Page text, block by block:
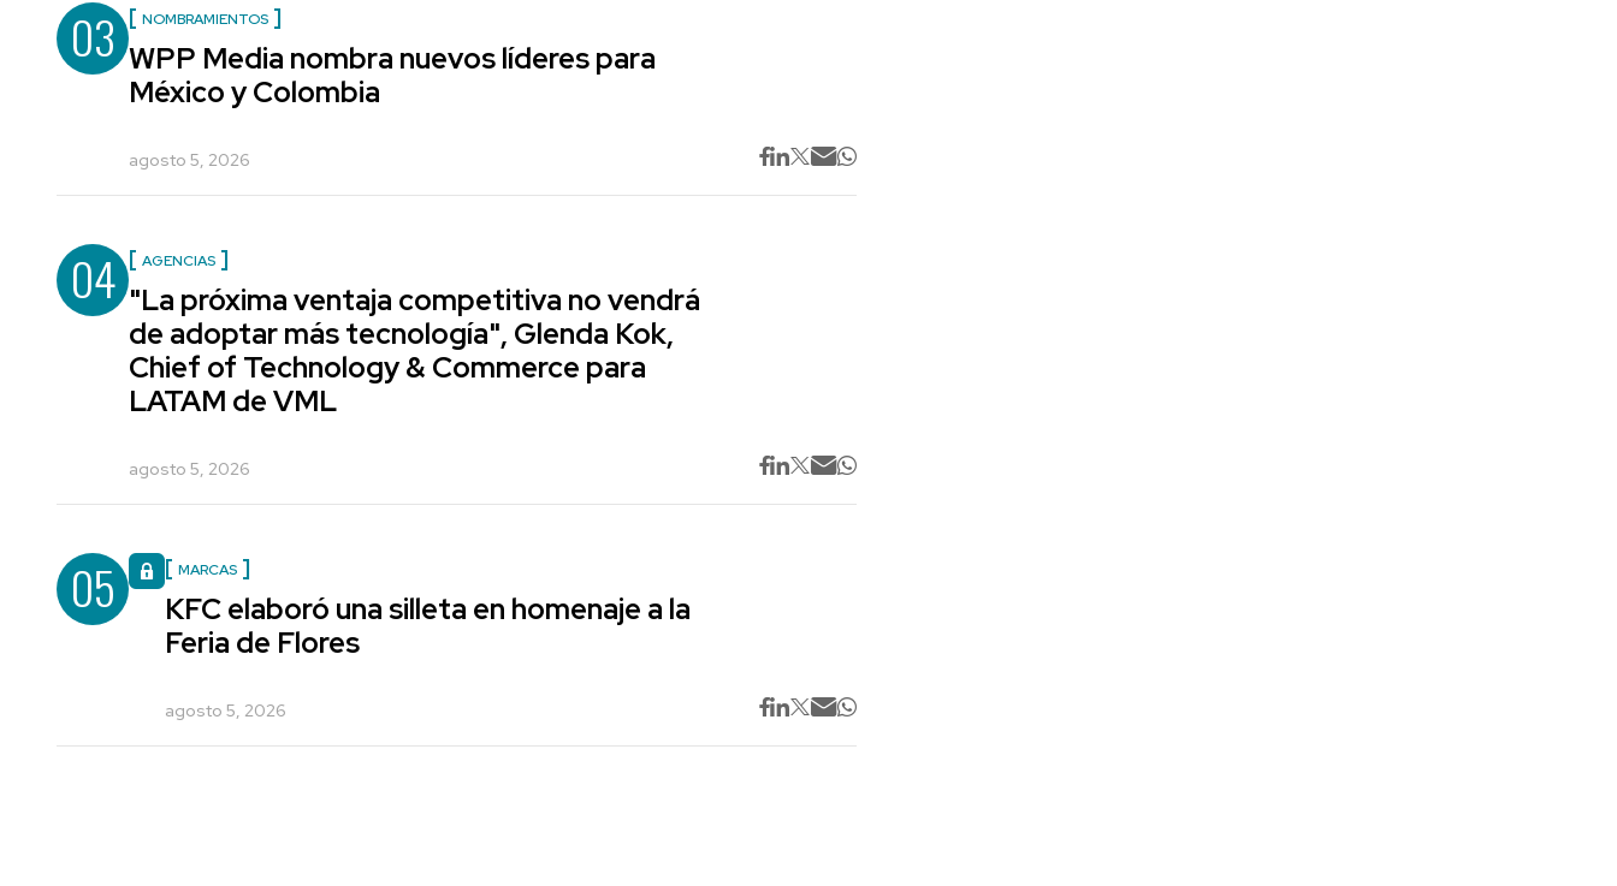
03 NOMBRAMIENTOS
WPP Media nombra nuevos líderes para
México y Colombia
agosto 5, 2026
04 AGENCIAS
"La próxima ventaja competitiva no vendrá
de adoptar más tecnología", Glenda Kok,
Chief of Technology & Commerce para
LATAM de VML
agosto 5, 2026
05 MARCAS
KFC elaboró una silleta en homenaje a la
Feria de Flores
agosto 5, 2026